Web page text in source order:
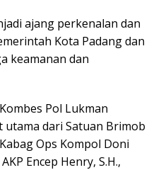
ajang perkenalan dan
Kota Padang dan
keamanan dan
Pol Lukman
dari Satuan Brimob
Ops Kompol Doni
Encep Henry, S.H.,